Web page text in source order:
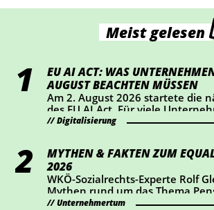
Meist gelesen
EU AI ACT: WAS
AUGUST BEACHTEN MÜSSEN
Am 2. August 2026 startete die
des EU AI Act. Für viele
dabei vor allem Transparenz
sollte jetzt prüfen, ob
Digitalisierung
MYTHEN & FAKTEN ZUM
2026
WKÖ-Sozialrechts-Experte Rolf
Mythen rund um das Thema
die Lupe und liefert Fakten.
Unternehmertum